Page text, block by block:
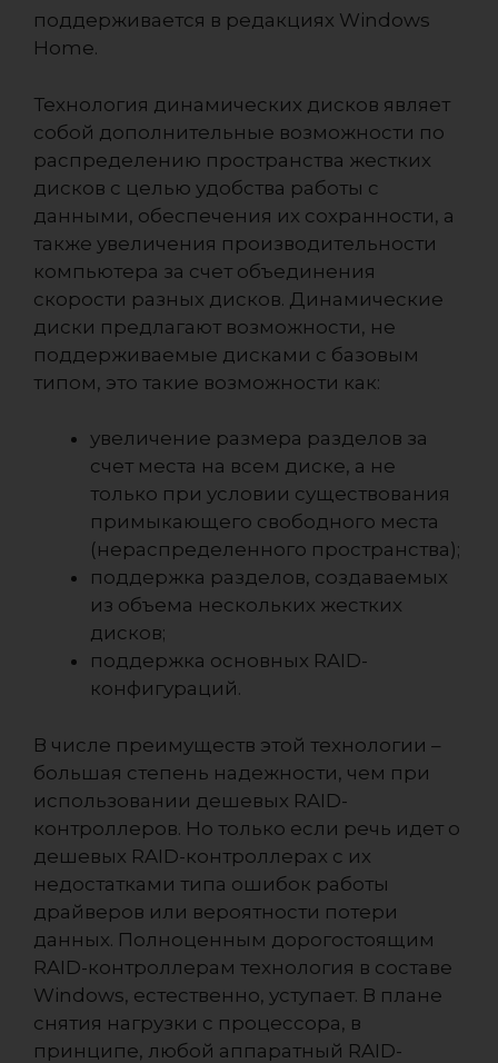
поддерживается в редакциях Windows
Home.
Технология динамических дисков являет
собой дополнительные возможности по
распределению пространства жестких
дисков с целью удобства работы с
данными, обеспечения их сохранности, а
также увеличения производительности
компьютера за счет объединения
скорости разных дисков. Динамические
диски предлагают возможности, не
поддерживаемые дисками с базовым
типом, это такие возможности как:
увеличение размера разделов за
счет места на всем диске, а не
только при условии существования
примыкающего свободного места
(нераспределенного пространства);
поддержка разделов, создаваемых
из объема нескольких жестких
дисков;
поддержка основных RAID-
конфигураций.
В числе преимуществ этой технологии –
большая степень надежности, чем при
использовании дешевых RAID-
контроллеров. Но только если речь идет о
дешевых RAID-контроллерах с их
недостатками типа ошибок работы
драйверов или вероятности потери
данных. Полноценным дорогостоящим
RAID-контроллерам технология в составе
Windows, естественно, уступает. В плане
снятия нагрузки с процессора, в
принципе, любой аппаратный RAID-